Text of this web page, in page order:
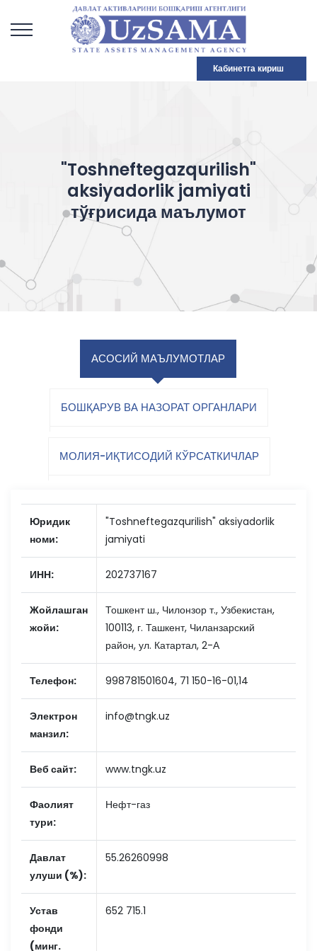
Кабинетга кириш
"Toshneftegazqurilish"
aksiyadorlik jamiyati
тўғрисида маълумот
АСОСИЙ МАЪЛУМОТЛАР
БОШҚАРУВ ВА НАЗОРАТ ОРГАНЛАРИ
МОЛИЯ-ИҚТИСОДИЙ КЎРСАТКИЧЛАР
Юридик
номи:
"Toshneftegazqurilish" aksiyadorlik
jamiyati
ИНН: 202737167
Жойлашган
жойи:
Тошкент ш., Чилонзор т., Узбекистан,
100113, г. Ташкент, Чиланзарский
район, ул. Катартал, 2-А
Телефон: 998781501604, 71 150-16-01,14
Электрон
манзил:
info@tngk.uz
Веб сайт: www.tngk.uz
Фаолият
тури:
Нефт-газ
Давлат
улуши (%):
55.26260998
Устав
фонди
(минг.
652 715.1